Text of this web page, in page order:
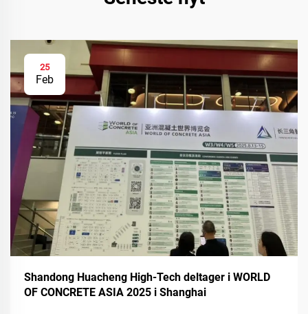
25
Feb
Shandong Huacheng High-Tech deltager i WORLD
OF CONCRETE ASIA 2025 i Shanghai